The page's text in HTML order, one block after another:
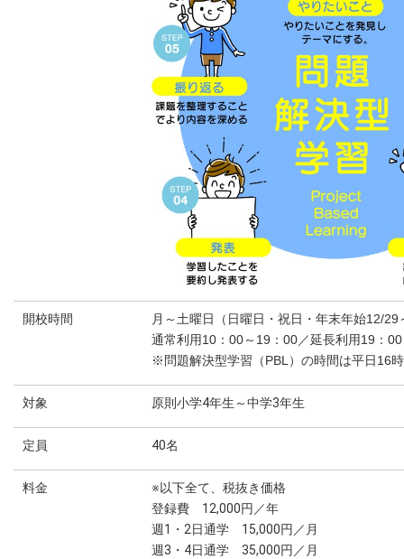
開校時間
月～土曜日（日曜日・祝日・年末年始12/29
通常利用10：00～19：00／延長利用19：
※問題解決型学習（PBL）の時間は平日16
対象 原則小学4年生～中学3年生
定員 40名
料金
※以下全て、税抜き価格
登録費 12,000円／年
週1・2日通学 15,000円／月
週3・4日通学 35,000円／月